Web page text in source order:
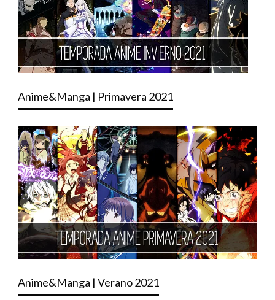
Anime&Manga | Primavera 2021
Anime&Manga | Verano 2021